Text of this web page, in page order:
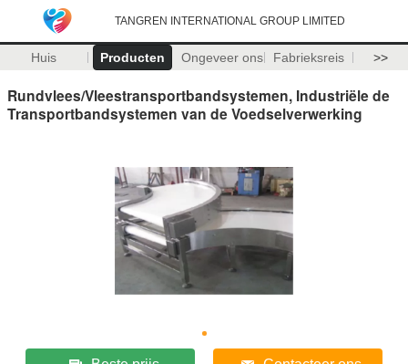
TANGREN INTERNATIONAL GROUP LIMITED
Huis Producten Ongeveer ons Fabrieksreis >>
Rundvlees/Vleestransportbandsystemen, Industriële de
Transportbandsystemen van de Voedselverwerking